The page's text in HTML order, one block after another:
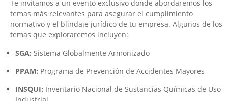
Te invitamos a un evento exclusivo donde abordaremos los
temas más relevantes para asegurar el cumplimiento
normativo y el blindaje jurídico de tu empresa. Algunos de los
temas que exploraremos incluyen:
SGA: Sistema Globalmente Armonizado
PPAM: Programa de Prevención de Accidentes Mayores
INSQUI: Inventario Nacional de Sustancias Químicas de Uso